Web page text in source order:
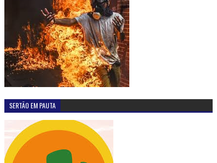
SERTÃO EM PAUTA